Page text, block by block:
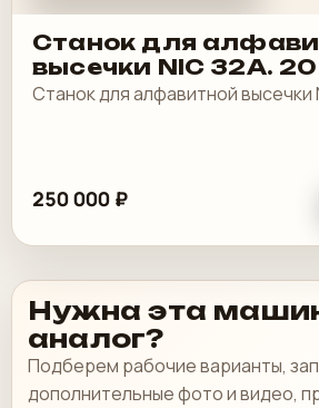
Станок для
высечки NIC 32A.
Станок для алфавитной высечки
250 000 ₽
Нужна эта
аналог?
Подберем рабочие варианты,
дополнительные фото и видео,